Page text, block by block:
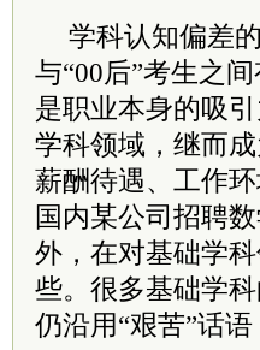
学科认知偏差
与“00后”考生之
是职业本身的吸
学科领域，继而
薪酬待遇、工作
国内某公司招聘
外，在对基础学
些。很多基础学
仍沿用“艰苦”话